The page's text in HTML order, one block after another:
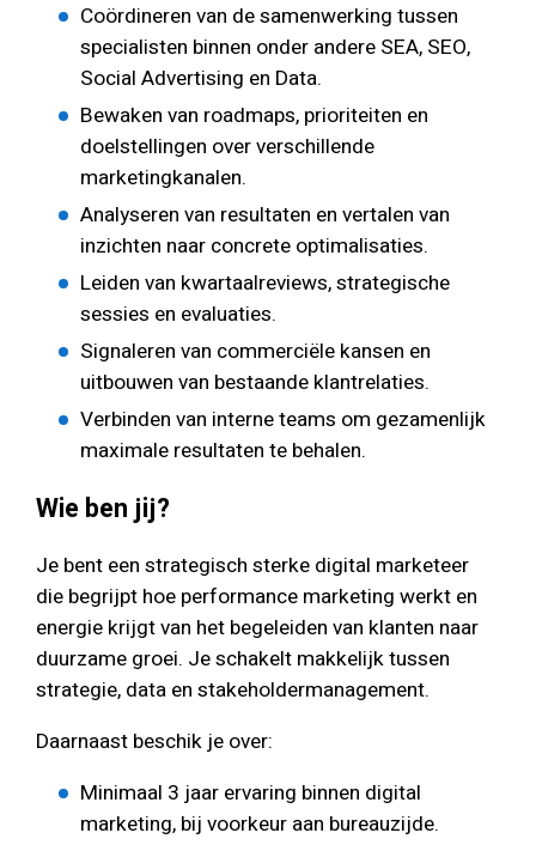
Coördineren van de samenwerking tussen
specialisten binnen onder andere SEA, SEO,
Social Advertising en Data.
Bewaken van roadmaps, prioriteiten en
doelstellingen over verschillende
marketingkanalen.
Analyseren van resultaten en vertalen van
inzichten naar concrete optimalisaties.
Leiden van kwartaalreviews, strategische
sessies en evaluaties.
Signaleren van commerciële kansen en
uitbouwen van bestaande klantrelaties.
Verbinden van interne teams om gezamenlijk
maximale resultaten te behalen.
Wie ben jij?
Je bent een strategisch sterke digital marketeer
die begrijpt hoe performance marketing werkt en
energie krijgt van het begeleiden van klanten naar
duurzame groei. Je schakelt makkelijk tussen
strategie, data en stakeholdermanagement.
Daarnaast beschik je over:
Minimaal 3 jaar ervaring binnen digital
marketing, bij voorkeur aan bureauzijde.